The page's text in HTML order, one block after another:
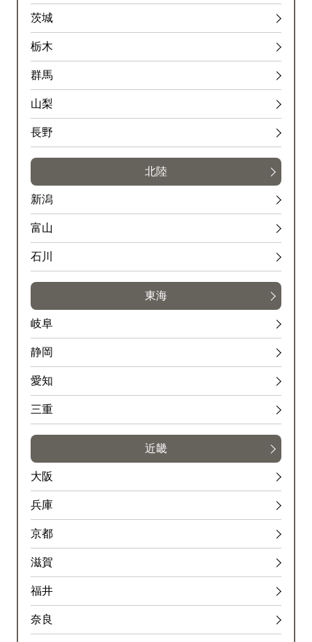
茨城
栃木
群馬
山梨
長野
北陸
新潟
富山
石川
東海
岐阜
静岡
愛知
三重
近畿
大阪
兵庫
京都
滋賀
福井
奈良